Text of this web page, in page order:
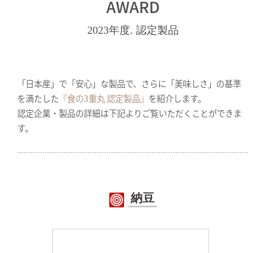
AWARD
2023年度. 認定製品
「日本産」で「安心」な製品で、さらに「美味しさ」の基準
を満たした 『食の3重丸 認定製品』 を紹介します。
認定企業・製品の詳細は下記よりご覧いただくことができま
す。
納豆